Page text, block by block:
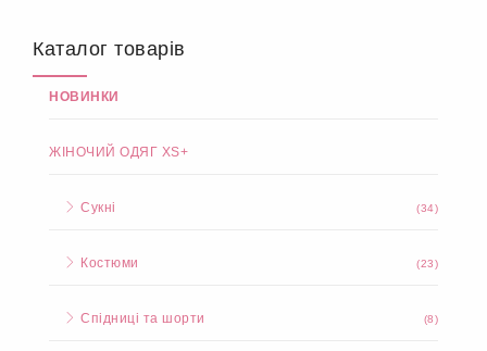
Каталог товарів
НОВИНКИ
ЖІНОЧИЙ ОДЯГ XS+
Сукні (34)
Костюми (23)
Спідниці та шорти (8)